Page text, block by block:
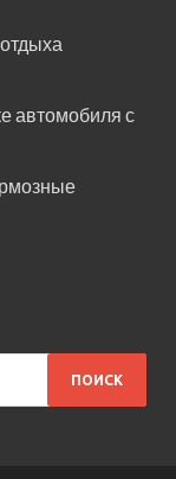
автомобиля с